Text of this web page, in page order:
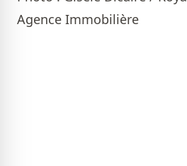
Agence Immobilière